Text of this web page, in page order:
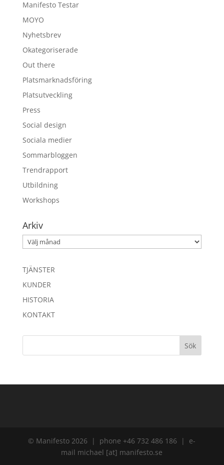
Manifesto Testar
MOYO
Nyhetsbrev
Okategoriserade
Out there
Platsmarknadsföring
Platsutveckling
Press
Social design
Sociala medier
Sommarbloggen
Trendrapport
Utbildning
Workshops
Arkiv
Arkiv
TJÄNSTER
KUNDER
HISTORIA
KONTAKT
© Manifesto 2026 | phone +46 732 486 186 | e-
mail michael [at] manifesto.se